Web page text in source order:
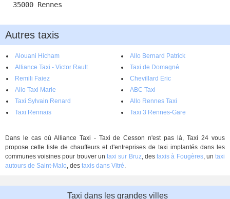
35000 Rennes
Autres taxis
Alouani Hicham
Allo Bernard Patrick
Alliance Taxi - Victor Rault
Taxi de Domagné
Remili Faiez
Chevillard Eric
Allo Taxi Marie
ABC Taxi
Taxi Sylvain Renard
Allo Rennes Taxi
Taxi Rennais
Taxi 3 Rennes-Gare
Dans le cas où Alliance Taxi - Taxi de Cesson n'est pas là, Taxi 24 vous
propose cette liste de chauffeurs et d'entreprises de taxi implantés dans les
communes voisines pour trouver untaxi sur Bruz, destaxis à Fougères, untaxi
autours de Saint-Malo, des taxis dans Vitré.
Taxi dans les grandes villes